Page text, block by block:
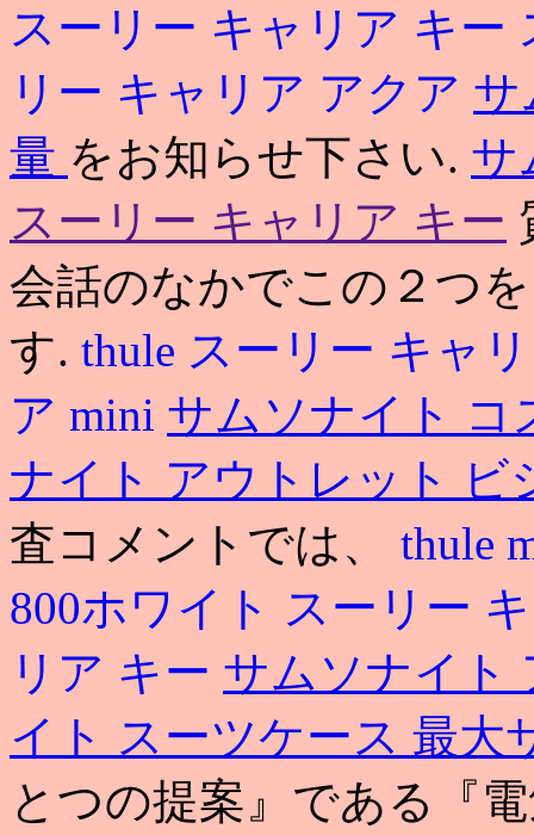
スーリー キャリア キー
リー キャリア アクア サ
量 をお知らせ下さい. サ
スーリー キャリア キー
会話のなかでこの２つ
す. thule スーリー キャ
ア mini サムソナイト コ
ナイト アウトレット
査コメントでは、 thule
800ホワイト スーリー
リア キー サムソナイト
イト スーツケース 最大
とつの提案』である『